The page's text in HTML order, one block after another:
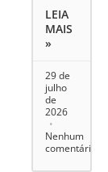
LEIA
MAIS
»
29 de
julho
de
2026
Nenhum
comentário